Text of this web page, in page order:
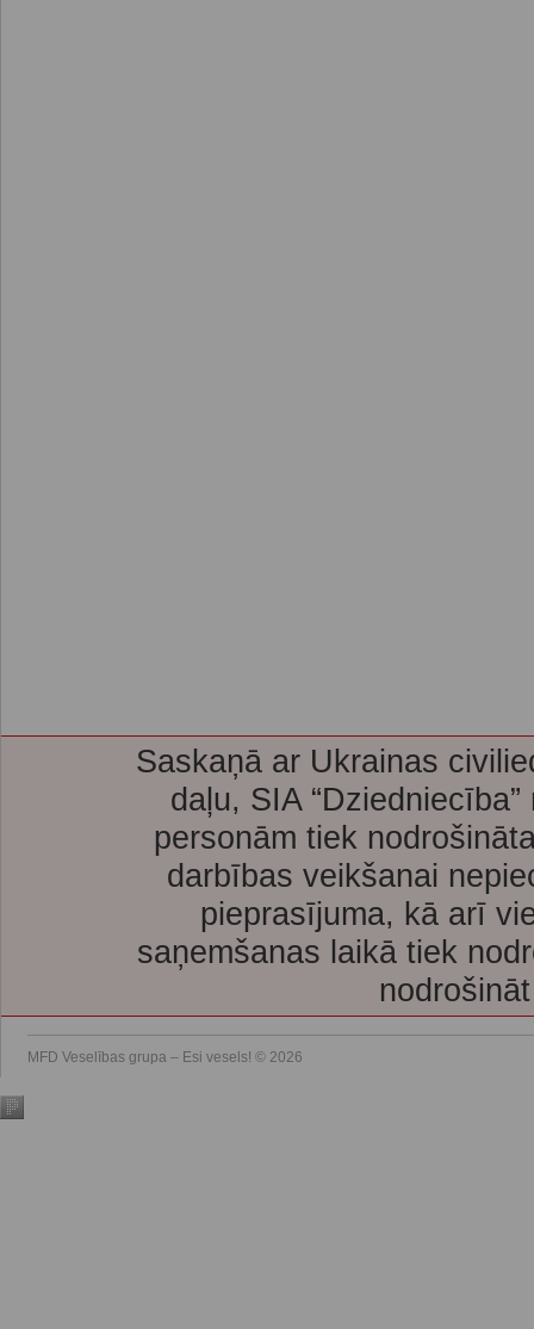
Saskaņā ar Ukrainas
daļu, SIA
personām tiek
darbības veikšanai
pieprasījuma, kā arī
saņemšanas laikā tiek
MFD Veselības grupa – Esi vesels! © 2026